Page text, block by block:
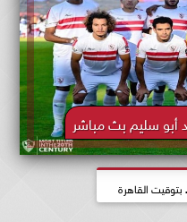
أبو سليم بث مباشر
بتوقيت القاهرة